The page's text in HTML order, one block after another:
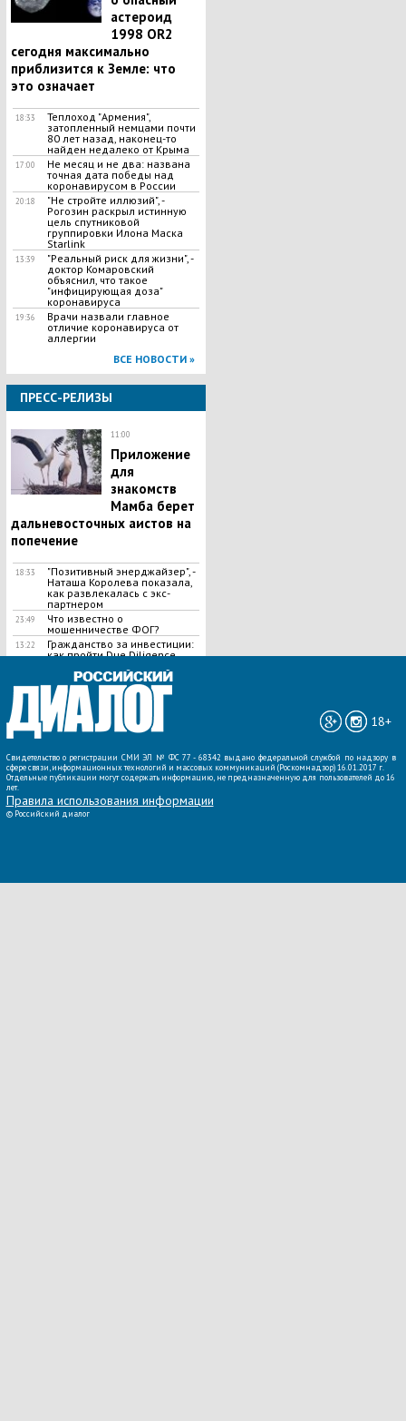
астероид
1998 OR2
сегодня максимально
приблизится к Земле: что
это означает
18:33
Теплоход "Армения",
затопленный немцами почти
80 лет назад, наконец-то
найден недалеко от Крыма
17:00
Не месяц и не два: названа
точная дата победы над
коронавирусом в России
20:18
"Не стройте иллюзий", -
Рогозин раскрыл истинную
цель спутниковой
группировки Илона Маска
Starlink
13:39
"Реальный риск для жизни", -
доктор Комаровский
объяснил, что такое
"инфицирующая доза"
коронавируса
19:36
Врачи назвали главное
отличие коронавируса от
аллергии
ВСЕ НОВОСТИ »
ПРЕСС-РЕЛИЗЫ
11:00
Приложение
для
знакомств
Мамба берет
дальневосточных аистов на
попечение
18:33
"Позитивный энерджайзер", -
Наташа Королева показала,
как развлекалась с экс-
партнером
23:49
Что известно о
мошенничестве ФОГ?
13:22
Гражданство за инвестиции:
как пройти Due Diligence
ВСЕ НОВОСТИ »
18+
Свидетельство о регистрации СМИ ЭЛ № ФС 77 - 68342 выдано федеральной службой по надзору в
сфере связи, информационных технологий и массовых коммуникаций (Роскомнадзор) 16.01.2017 г.
Отдельные публикации могут содержать информацию, не предназначенную для пользователей до 16
лет.
Правила использования информации
© Российский диалог